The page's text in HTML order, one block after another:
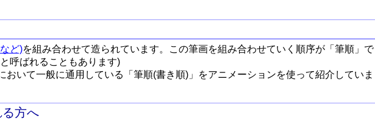
ど)を組み合わせて造られています。この筆画を組み合わせていく順序が「筆順」で
呼ばれることもあります)
おいて一般に通用している「筆順(書き順)」をアニメーションを使って紹介していま
方へ